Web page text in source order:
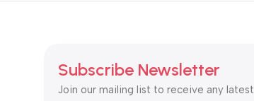
Subscribe Newsletter
Join our mailing list to receive any latest